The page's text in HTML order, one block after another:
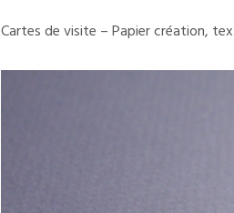
Cartes de visite – Papier création,